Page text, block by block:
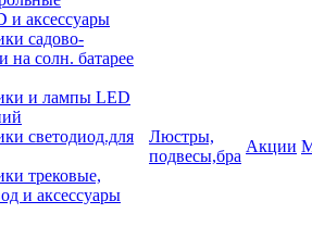
и аксессуары
садово-
на солн. батарее
и лампы LED
светодиод.для
трековые,
и аксессуары
Люстры,
подвесы,бра
Акции